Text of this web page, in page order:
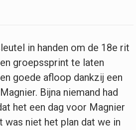
in handen om de 18e rit
groepssprint te laten
goede afloop dankzij een
Bijna niemand had
het een dag voor Magnier
was niet het plan dat we in